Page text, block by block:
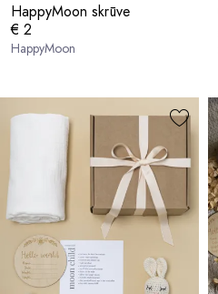
HappyMoon skrūve
€ 2
HappyMoon